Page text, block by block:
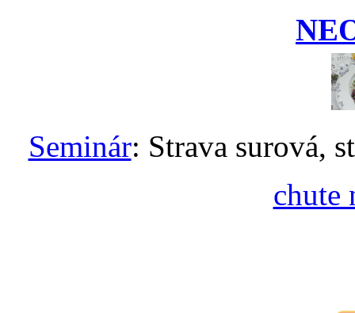
Seminár: Strava surová,
chute